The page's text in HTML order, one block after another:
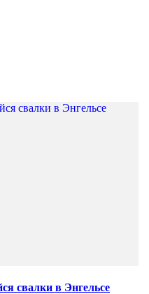
свалки в Энгельсе